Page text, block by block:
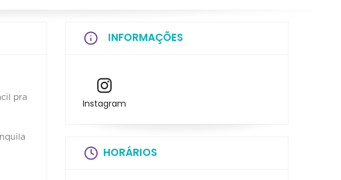
pra
INFORMAÇÕES
Instagram
HORÁRIOS